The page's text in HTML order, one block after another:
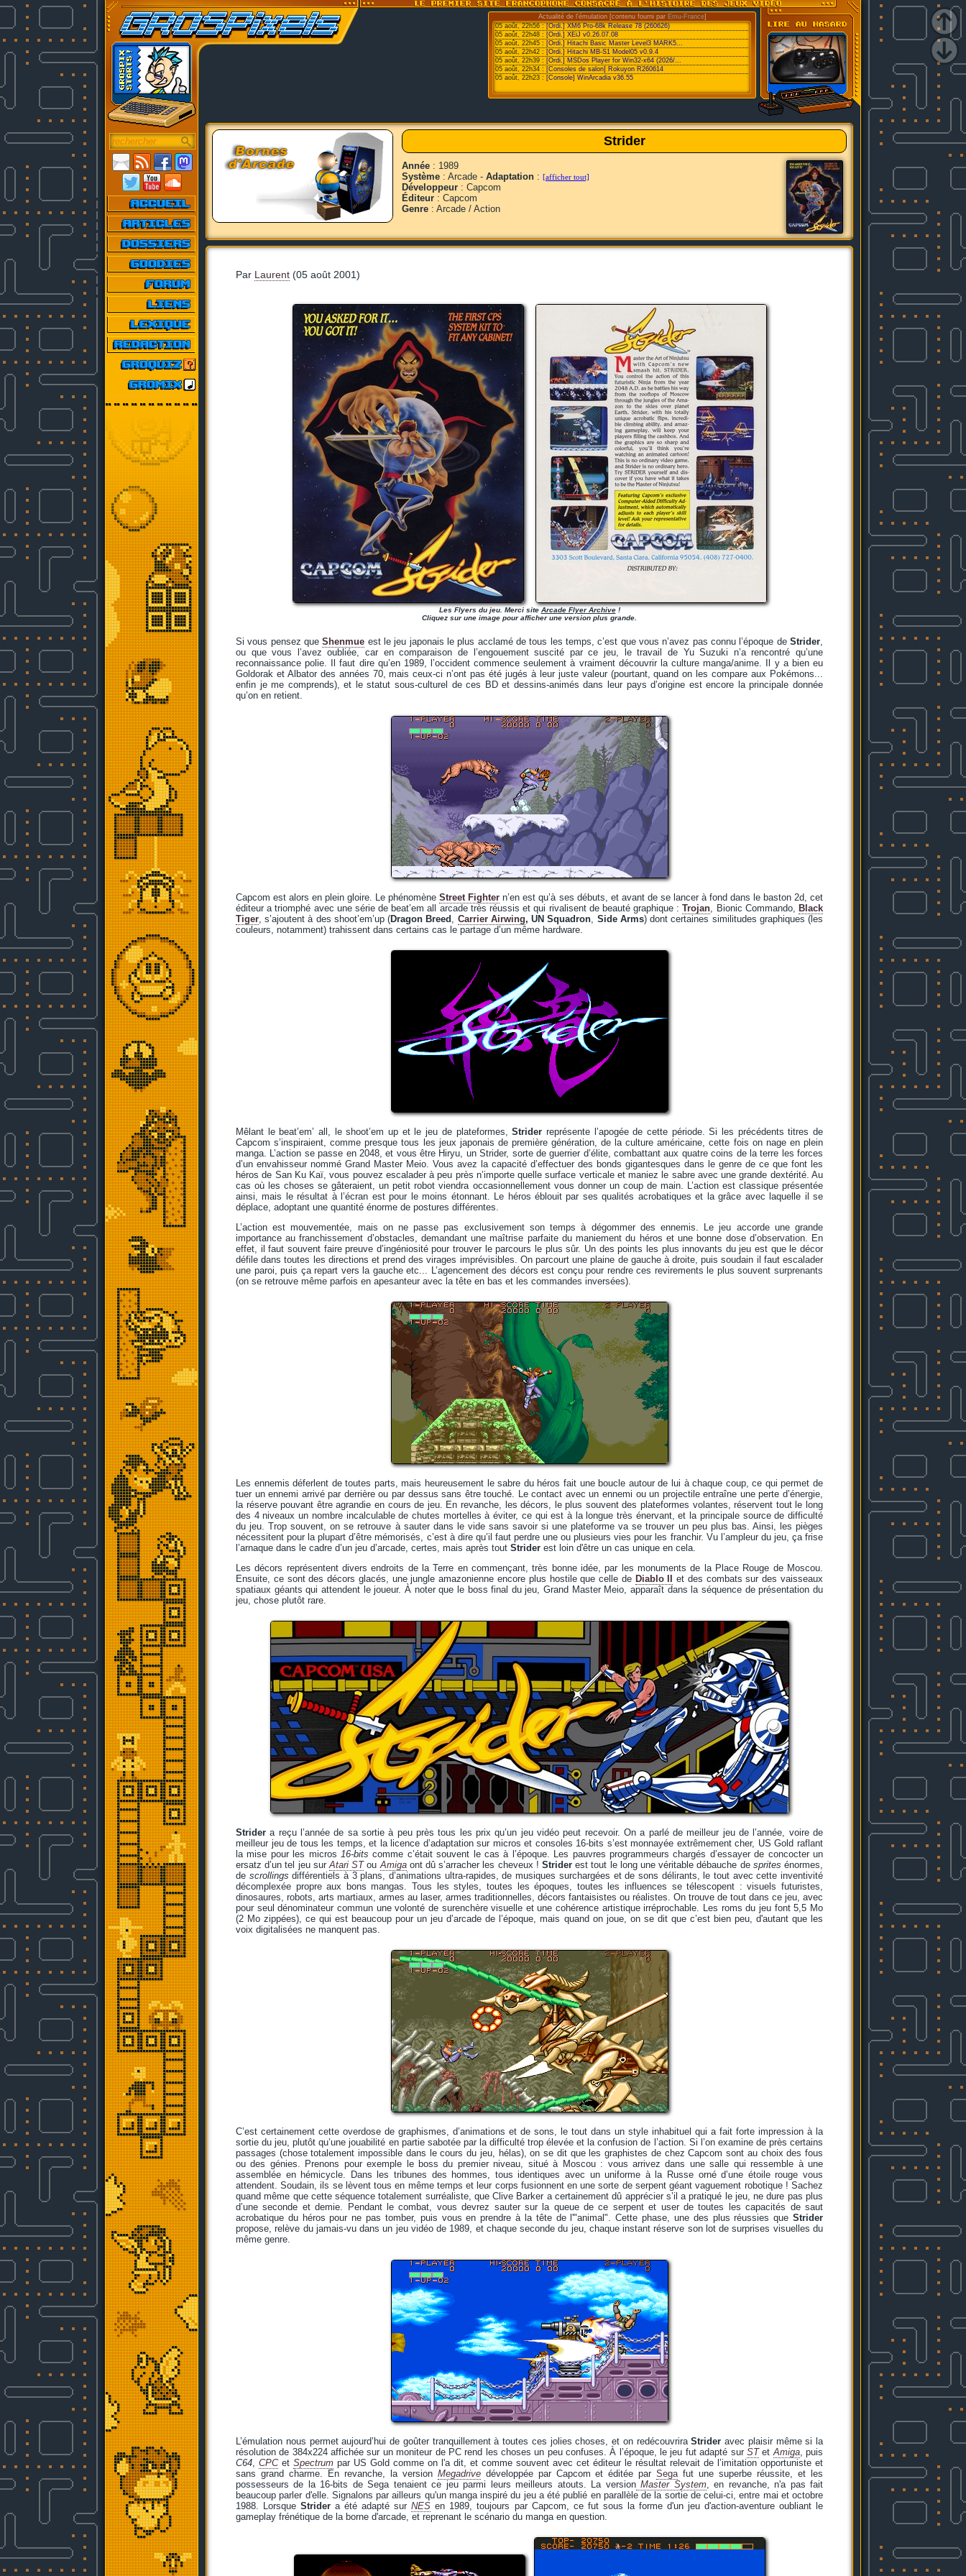
Actualité de l'émulation [contenu fourni par Emu-France]
05 août, 22h56 :[Ordi.] XM6 Pro-68k Release 78 (260626)
05 août, 22h48 : [Ordi.] XEiJ v0.26.07.08
05 août, 22h45 : [Ordi.] Hitachi Basic Master Level3 MARK5...
05 août, 22h42 : [Ordi.] Hitachi MB-S1 Model05 v0.9.4
05 août, 22h39 : [Ordi.] MSDos Player for Win32-x64 (2026/...
05 août, 22h34 : [Consoles de salon] Rokuyon R260614
05 août, 22h23 : [Console] WinArcadia v36.55
Strider
Année : 1989
Système : Arcade - Adaptation : [afficher tout]
Développeur : Capcom
Éditeur : Capcom
Genre : Arcade / Action
Par Laurent (05 août 2001)
Les Flyers du jeu. Merci site Arcade Flyer Archive!
Cliquez sur une image pour afficher une version plus grande.
Si vous pensez queShenmue est le jeu japonais le plus acclamé de tous les temps, c’est que vous n’avez pas connu l’époque deStrider,
ou que vous l’avez oubliée, car en comparaison de l’engouement suscité par ce jeu, le travail de Yu Suzuki n’a rencontré qu’une
reconnaissance polie. Il faut dire qu’en 1989, l’occident commence seulement à vraiment découvrir la culture manga/anime. Il y a bien eu
Goldorak et Albator des années 70, mais ceux-ci n’ont pas été jugés à leur juste valeur (pourtant, quand on les compare aux Pokémons...
enfin je me comprends), et le statut sous-culturel de ces BD et dessins-animés dans leur pays d’origine est encore la principale donnée
qu’on en retient.
Capcom est alors en plein gloire. Le phénomèneStreet Fighter n’en est qu’à ses débuts, et avant de se lancer à fond dans le baston 2d, cet
éditeur a triomphé avec une série de beat’em all arcade très réussis et qui rivalisent de beauté graphique :Trojan, Bionic Commando, Black
Tiger, s’ajoutent à des shoot’em’up (Dragon Breed , Carrier Airwing, UN Squadron, Side Arms) dont certaines similitudes graphiques (les
couleurs, notamment) trahissent dans certains cas le partage d’un même hardware.
Mêlant le beat’em’ all, le shoot’em up et le jeu de plateformes,Strider représente l’apogée de cette période. Si les précédents titres de
Capcom s’inspiraient, comme presque tous les jeux japonais de première génération, de la culture américaine, cette fois on nage en plein
manga. L’action se passe en 2048, et vous être Hiryu, un Strider, sorte de guerrier d’élite, combattant aux quatre coins de la terre les forces
d’un envahisseur nommé Grand Master Meio. Vous avez la capacité d’effectuer des bonds gigantesques dans le genre de ce que font les
héros de San Ku Kaï, vous pouvez escalader à peu près n’importe quelle surface verticale et maniez le sabre avec une grande dextérité. Au
cas où les choses se gâteraient, un petit robot viendra occasionnellement vous donner un coup de main. L’action est classique présentée
ainsi, mais le résultat à l’écran est pour le moins étonnant. Le héros éblouit par ses qualités acrobatiques et la grâce avec laquelle il se
déplace, adoptant une quantité énorme de postures différentes.
L’action est mouvementée, mais on ne passe pas exclusivement son temps à dégommer des ennemis. Le jeu accorde une grande
importance au franchissement d’obstacles, demandant une maîtrise parfaite du maniement du héros et une bonne dose d’observation. En
effet, il faut souvent faire preuve d’ingéniosité pour trouver le parcours le plus sûr. Un des points les plus innovants du jeu est que le décor
défile dans toutes les directions et prend des virages imprévisibles. On parcourt une plaine de gauche à droite, puis soudain il faut escalader
une paroi, puis ça repart vers la gauche etc... L’agencement des décors est conçu pour rendre ces revirements le plus souvent surprenants
(on se retrouve même parfois en apesanteur avec la tête en bas et les commandes inversées).
Les ennemis déferlent de toutes parts, mais heureusement le sabre du héros fait une boucle autour de lui à chaque coup, ce qui permet de
tuer un ennemi arrivé par derrière ou par dessus sans être touché. Le contact avec un ennemi ou un projectile entraîne une perte d’énergie,
la réserve pouvant être agrandie en cours de jeu. En revanche, les décors, le plus souvent des plateformes volantes, réservent tout le long
des 4 niveaux un nombre incalculable de chutes mortelles à éviter, ce qui est à la longue très énervant, et la principale source de difficulté
du jeu. Trop souvent, on se retrouve à sauter dans le vide sans savoir si une plateforme va se trouver un peu plus bas. Ainsi, les pièges
nécessitent pour la plupart d’être mémorisés, c’est à dire qu’il faut perdre une ou plusieurs vies pour les franchir. Vu l’ampleur du jeu, ça frise
l’arnaque dans le cadre d’un jeu d’arcade, certes, mais après tout Strider est loin d'être un cas unique en cela.
Les décors représentent divers endroits de la Terre en commençant, très bonne idée, par les monuments de la Place Rouge de Moscou.
Ensuite, ce sont des décors glacés, une jungle amazonienne encore plus hostile que celle de Diablo II
et des combats sur des vaisseaux
spatiaux géants qui attendent le joueur. À noter que le boss final du jeu, Grand Master Meio, apparaît dans la séquence de présentation du
jeu, chose plutôt rare.
Strider a reçu l’année de sa sortie à peu près tous les prix qu’un jeu vidéo peut recevoir. On a parlé de meilleur jeu de l’année, voire de
meilleur jeu de tous les temps, et la licence d’adaptation sur micros et consoles 16-bits s’est monnayée extrêmement cher, US Gold raflant
la mise pour les micros 16-bits comme c’était souvent le cas à l’époque. Les pauvres programmeurs chargés d’essayer de concocter un
ersatz d’un tel jeu surAtari STouAmigaont dû s’arracher les cheveux !Strider est tout le long une véritable débauche de sprites énormes,
de scrollings différentiels à 3 plans, d’animations ultra-rapides, de musiques surchargées et de sons délirants, le tout avec cette inventivité
décomplexée propre aux bons mangas. Tous les styles, toutes les époques, toutes les influences se télescopent : visuels futuristes,
dinosaures, robots, arts martiaux, armes au laser, armes traditionnelles, décors fantaisistes ou réalistes. On trouve de tout dans ce jeu, avec
pour seul dénominateur commun une volonté de surenchère visuelle et une cohérence artistique irréprochable. Les roms du jeu font 5,5 Mo
(2 Mo zippées), ce qui est beaucoup pour un jeu d’arcade de l’époque, mais quand on joue, on se dit que c’est bien peu, d'autant que les
voix digitalisées ne manquent pas.
C’est certainement cette overdose de graphismes, d’animations et de sons, le tout dans un style inhabituel qui a fait forte impression à la
sortie du jeu, plutôt qu’une jouabilité en partie sabotée par la difficulté trop élevée et la confusion de l’action. Si l’on examine de près certains
passages (chose totalement impossible dans le cours du jeu, hélas), on se dit que les graphistes de chez Capcom sont au choix des fous
ou des génies. Prenons pour exemple le boss du premier niveau, situé à Moscou : vous arrivez dans une salle qui ressemble à une
assemblée en hémicycle. Dans les tribunes des hommes, tous identiques avec un uniforme à la Russe orné d’une étoile rouge vous
attendent. Soudain, ils se lèvent tous en même temps et leur corps fusionnent en une sorte de serpent géant vaguement robotique ! Sachez
quand même que cette séquence totalement surréaliste, que Clive Barker a certainement dû apprécier s’il a pratiqué le jeu, ne dure pas plus
d’une seconde et demie. Pendant le combat, vous devrez sauter sur la queue de ce serpent et user de toutes les capacités de saut
acrobatique du héros pour ne pas tomber, puis vous en prendre à la tête de l'"animal". Cette phase, une des plus réussies que Strider
propose, relève du jamais-vu dans un jeu vidéo de 1989, et chaque seconde du jeu, chaque instant réserve son lot de surprises visuelles du
même genre.
L’émulation nous permet aujourd’hui de goûter tranquillement à toutes ces jolies choses, et on redécouvriraStrider avec plaisir même si la
résolution de 384x224 affichée sur un moniteur de PC rend les choses un peu confuses. À l’époque, le jeu fut adapté sur STetAmiga, puis
C64, CPCet Spectrum par US Gold comme on l'a dit, et comme souvent avec cet éditeur le résultat relevait de l’imitation opportuniste et
sans grand charme. En revanche, la version Megadrivedéveloppée par Capcom et éditée parSegafut une superbe réussite, et les
possesseurs de la 16-bits de Sega tenaient ce jeu parmi leurs meilleurs atouts. La versionMaster System, en revanche, n'a pas fait
beaucoup parler d'elle. Signalons par ailleurs qu'un manga inspiré du jeu a été publié en parallèle de la sortie de celui-ci, entre mai et octobre
1988. LorsqueStrider a été adapté surNES en 1989, toujours par Capcom, ce fut sous la forme d'un jeu d'action-aventure oubliant le
gameplay frénétique de la borne d'arcade, et reprenant le scénario du manga en question.